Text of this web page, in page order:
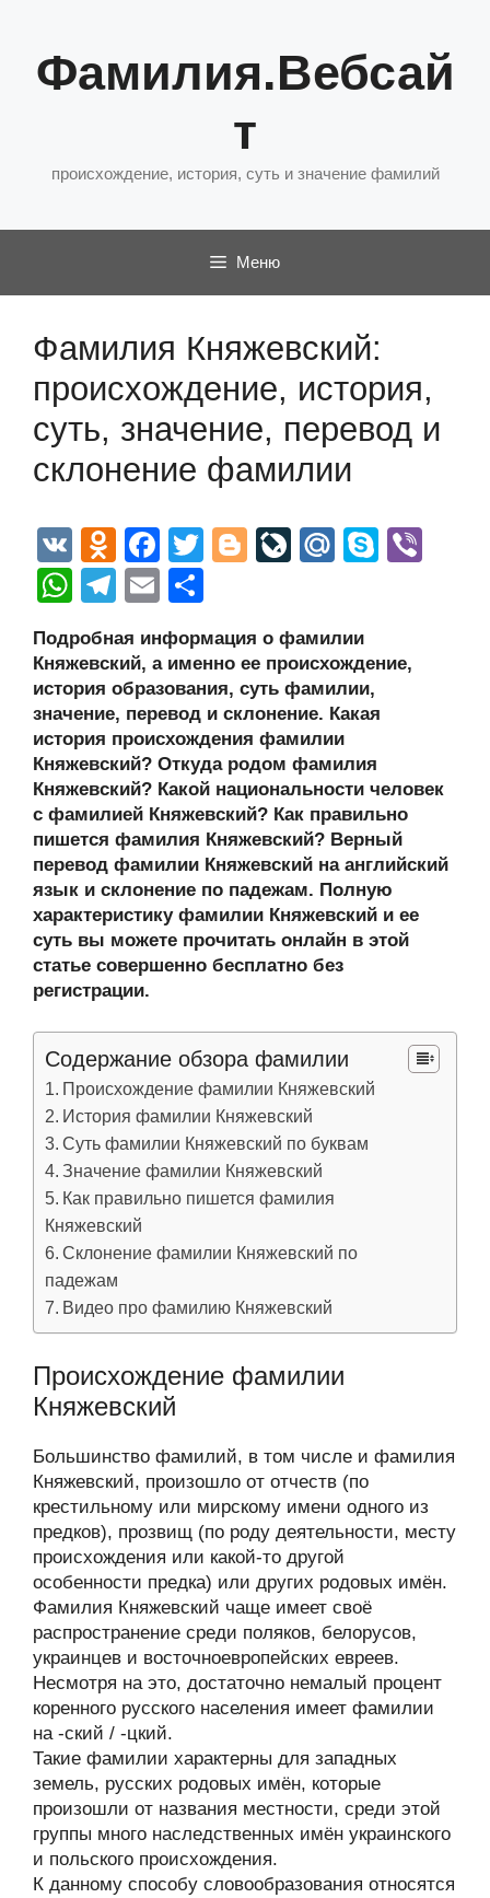
содержимому
Фамилия.Вебсай
т
происхождение, история, суть и значение фамилий
Меню
Фамилия Княжевский:
происхождение, история,
суть, значение, перевод и
склонение фамилии
V
K
O
d
n
o
kl
a
ss
ni
ki
F
a
c
e
b
o
o
k
T
er
Bl
g
er
Li
J
o
ur
n
al
M
u
S
e
W
at
s
A
p
p
T
e
gr
a
m
E
ail р
а
в
и
ть
Подробная информация о фамилии
Княжевский, а именно ее происхождение,
история образования, суть фамилии,
значение, перевод и склонение. Какая
история происхождения фамилии
Княжевский? Откуда родом фамилия
Княжевский? Какой национальности человек
с фамилией Княжевский? Как правильно
пишется фамилия Княжевский? Верный
перевод фамилии Княжевский на английский
язык и склонение по падежам. Полную
характеристику фамилии Княжевский и ее
суть вы можете прочитать онлайн в этой
статье совершенно бесплатно без
регистрации.
Содержание обзора фамилии
Происхождение фамилии Княжевский
История фамилии Княжевский
Суть фамилии Княжевский по буквам
Значение фамилии Княжевский
Как правильно пишется фамилия
Княжевский
Склонение фамилии Княжевский по
падежам
Видео про фамилию Княжевский
Происхождение фамилии
Княжевский
Большинство фамилий, в том числе и фамилия
Княжевский, произошло от отчеств (по
крестильному или мирскому имени одного из
предков), прозвищ (по роду деятельности, месту
происхождения или какой-то другой
особенности предка) или других родовых имён.
Фамилия Княжевский чаще имеет своё
распространение среди поляков, белорусов,
украинцев и восточноевропейских евреев.
Несмотря на это, достаточно немалый процент
коренного русского населения имеет фамилии
на -ский / -цкий.
Такие фамилии характерны для западных
земель, русских родовых имён, которые
произошли от названия местности, среди этой
группы много наследственных имён украинского
и польского происхождения.
К данному способу словообразования относятся